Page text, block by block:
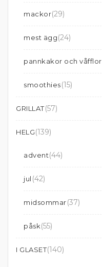
mackor(29)
mest ägg(24)
pannkakor och våfflor
smoothies(15)
GRILLAT(57)
HELG(139)
advent(44)
jul (42)
midsommar(37)
påsk(55)
I GLASET(140)